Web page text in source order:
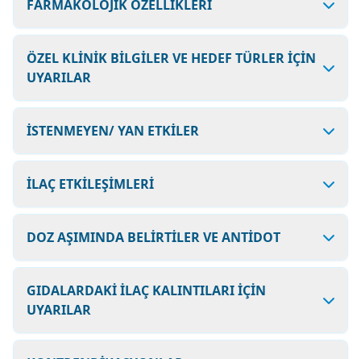
FARMAKOLOJİK ÖZELLİKLERİ
ÖZEL KLİNİK BİLGİLER VE HEDEF TÜRLER İÇİN
UYARILAR
İSTENMEYEN/ YAN ETKİLER
İLAÇ ETKİLEŞİMLERİ
DOZ AŞIMINDA BELİRTİLER VE ANTİDOT
GIDALARDAKİ İLAÇ KALINTILARI İÇİN
UYARILAR